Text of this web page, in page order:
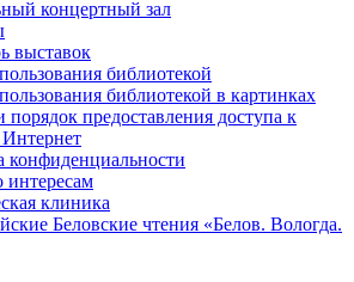
концертный зал
выставок
библиотекой
библиотекой в картинках
порядок предоставления доступа к
Интернет
конфиденциальности
клиника
Беловские чтения «Белов. Вологда.